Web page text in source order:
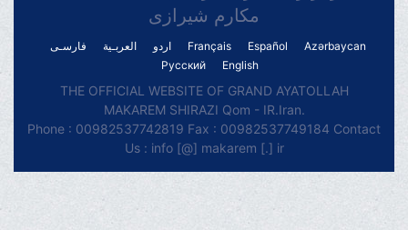
مکارم شیرازی
فارسـی العربـیة اردو Français Español
Azərbaycan
Русский
English
THE OFFICIAL WEBSITE OF GRAND AYATOLLAH
MAKAREM SHIRAZI Qom - IR.Iran.
Phone : 00982537742819 Fax : 00982537749184 Contact
Us : info [@] makarem [.] ir